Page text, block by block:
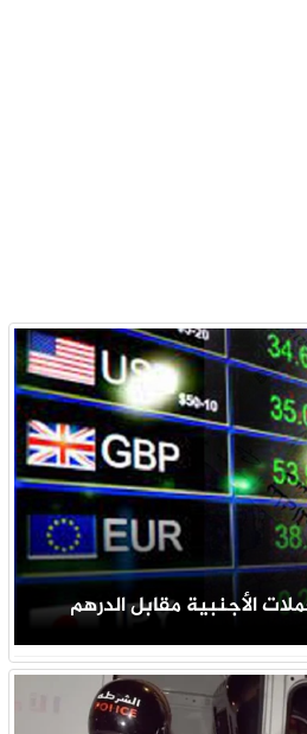
الأجنبية مقابل الدرهم